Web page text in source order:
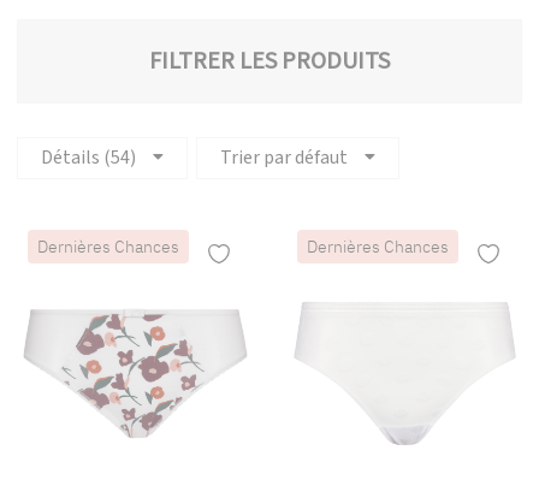
FILTRER LES PRODUITS
Détails (54) Trier par défaut
Dernières Chances Dernières Chances